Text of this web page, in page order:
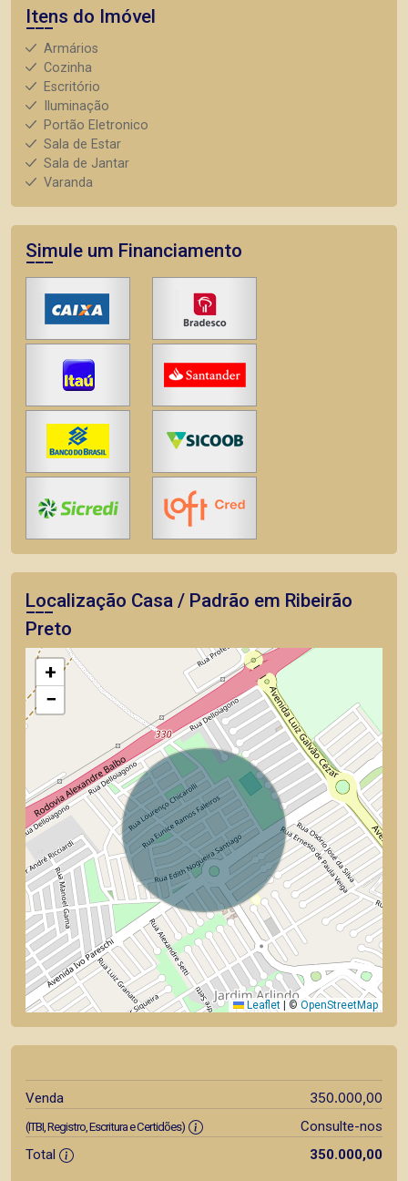
Itens do Imóvel
Armários
Cozinha
Escritório
Iluminação
Portão Eletronico
Sala de Estar
Sala de Jantar
Varanda
Simule um Financiamento
Localização Casa / Padrão em Ribeirão
Preto
+
−
Leaflet | © OpenStreetMap
Venda 350.000,00
(ITBI, Registro, Escritura e Certidões)
Consulte-nos
Total
350.000,00